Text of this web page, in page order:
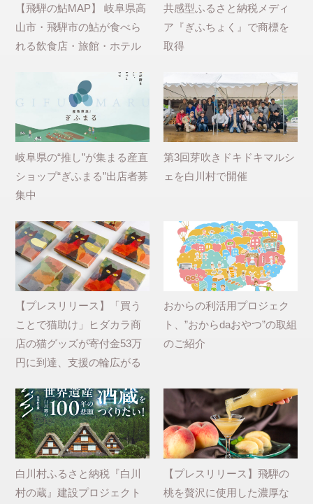
【飛騨の鮎MAP】 岐阜県高
山市・飛騨市の鮎が食べら
れる飲食店・旅館・ホテル
共感型ふるさと納税メディ
ア『ぎふちょく』で商標を
取得
岐阜県の“推し”が集まる産直
ショップ“ぎふまる”出店者募
集中
第3回芽吹きドキドキマルシ
ェを白川村で開催
【プレスリリース】「買う
ことで猫助け」ヒダカラ商
店の猫グッズが寄付金53万
円に到達、支援の輪広がる
おからの利活用プロジェク
ト、”おからdaおやつ”の取組
のご紹介
白川村ふるさと納税『白川
村の蔵』建設プロジェクト
【プレスリリース】飛騨の
桃を贅沢に使用した濃厚な